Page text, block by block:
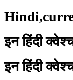
इन हिंदी
इन हिंदी